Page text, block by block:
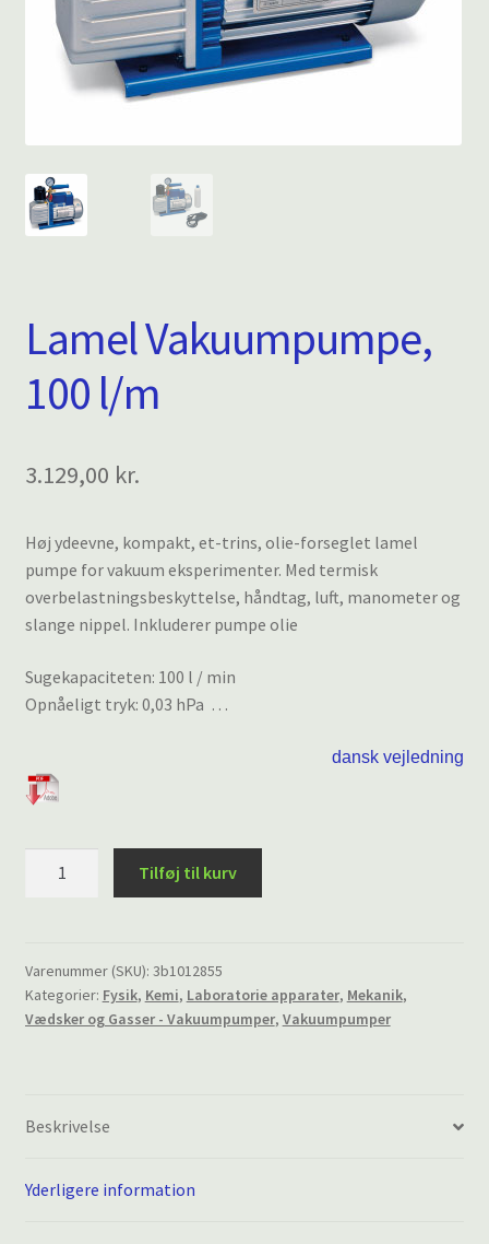
Lamel Vakuumpumpe,
100 l/m
3.129,00 kr.
Høj ydeevne, kompakt, et-trins, olie-forseglet lamel
pumpe for vakuum eksperimenter. Med termisk
overbelastningsbeskyttelse, håndtag, luft, manometer og
slange nippel. Inkluderer pumpe olie
Sugekapaciteten: 100 l / min
Opnåeligt tryk: 0,03 hPa …
dansk vejledning
antal
Tilføj til kurv
Varenummer (SKU): 3b1012855
Kategorier: Fysik, Kemi, Laboratorie apparater, Mekanik,
Vædsker og Gasser - Vakuumpumper, Vakuumpumper
Beskrivelse
Yderligere information